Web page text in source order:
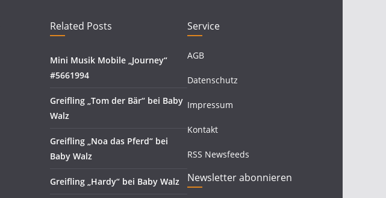
Related Posts
Mini Musik Mobile „Journey“
#5661994
Greifling „Tom der Bär“ bei Baby
Walz
Greifling „Noa das Pferd“ bei
Baby Walz
Greifling „Hardy“ bei Baby Walz
Service
AGB
Datenschutz
Impressum
Kontakt
RSS Newsfeeds
Newsletter abonnieren